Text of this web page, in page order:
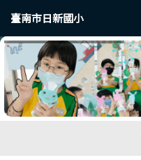
臺南市日新國小
導覽列
臺南市日新國小